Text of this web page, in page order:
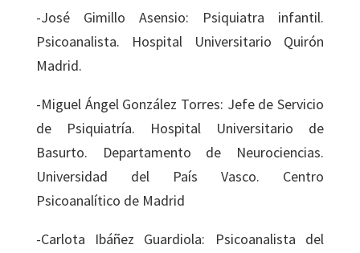
-José Gimillo Asensio: Psiquiatra infantil.
Psicoanalista. Hospital Universitario Quirón
Madrid.
-Miguel Ángel González Torres: Jefe de Servicio
de Psiquiatría. Hospital Universitario de
Basurto. Departamento de Neurociencias.
Universidad del País Vasco. Centro
Psicoanalítico de Madrid
-Carlota Ibáñez Guardiola: Psicoanalista del